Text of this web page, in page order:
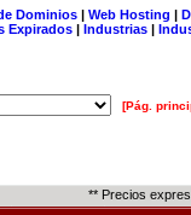
Dominios| Web Hosting |
Expirados | Industrias |
[Pág.
** Precios